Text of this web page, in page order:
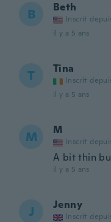
B Beth
Inscrit
il y a 5 ans
T Tina
Inscrit
il y a 5 ans
M M
Inscrit
A bit thin
il y a 5 ans
J Jenny
Inscrit